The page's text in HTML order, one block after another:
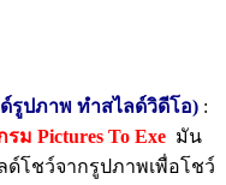
ด์รูปภาพ ทำสไลด์วิดีโอ) :
ม Pictures To Exe มัน
ด์โชว์จากรูปภาพเพื่อโชว์